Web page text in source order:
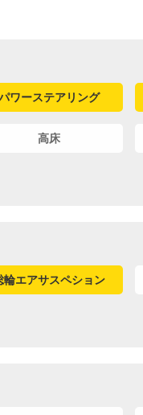
ワーステアリング
高床
輪エアサスペション